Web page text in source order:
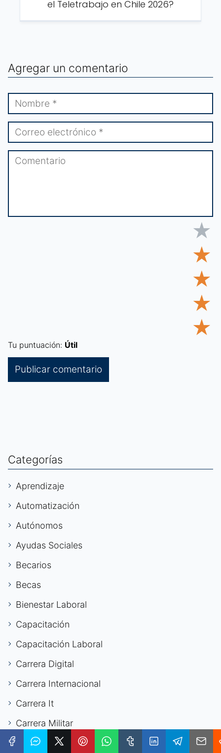
el Teletrabajo en Chile 2026?
Agregar un comentario
★
★
★
★
★
Tu puntuación: Útil
Categorías
Aprendizaje
Automatización
Autónomos
Ayudas Sociales
Becarios
Becas
Bienestar Laboral
Capacitación
Capacitación Laboral
Carrera Digital
Carrera Internacional
Carrera It
Carrera Militar
Carrera Profesional